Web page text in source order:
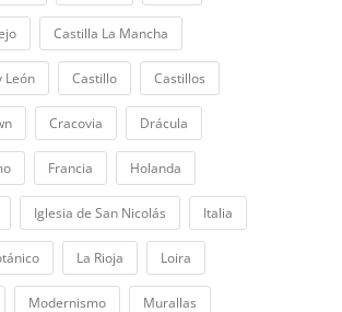
Castilla La Mancha
León Castillo Castillos
Cracovia Drácula
Francia Holanda
Iglesia de San Nicolás Italia
La Rioja Loira
Modernismo Murallas